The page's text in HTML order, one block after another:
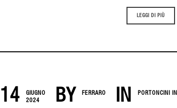
LEGGI DI PIÙ
14
GIUGNO
2024
BY FERRARO IN PORTONCINI